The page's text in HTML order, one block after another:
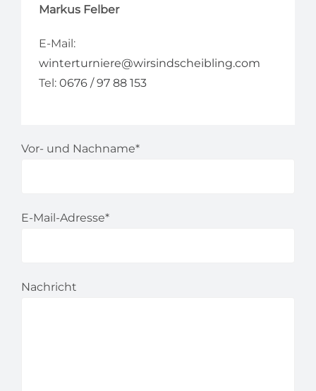
Markus Felber
E-Mail:
winterturniere@wirsindscheibling.com
Tel: 0676 / 97 88 153
Vor- und Nachname*
E-Mail-Adresse*
Nachricht